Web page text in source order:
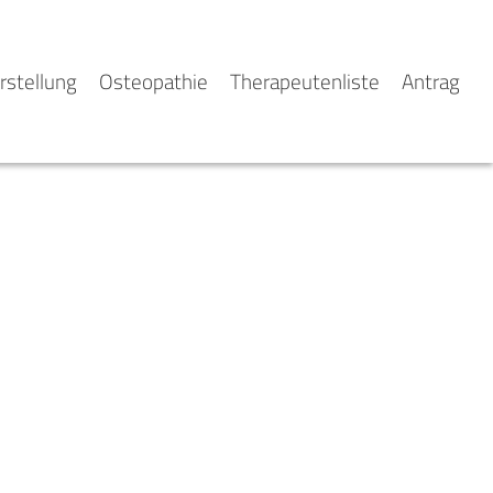
Antrag
Therapeutenliste
Osteopathie